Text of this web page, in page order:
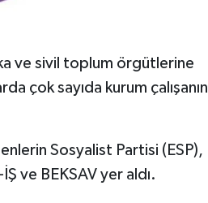
ve sivil toplum örgütlerine
çok sayıda kurum
Sosyalist Partisi (ESP),
ve BEKSAV yer aldı.